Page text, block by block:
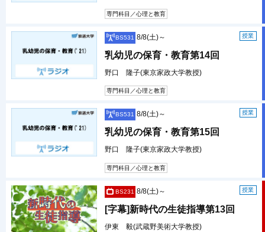
専門科目／心理と教育
BS531 授業
8/8(土)～
乳幼児の保育・教育第14回
野口 隆子(東京家政大学教授)
専門科目／心理と教育
BS531 授業
8/8(土)～
乳幼児の保育・教育第15回
野口 隆子(東京家政大学教授)
専門科目／心理と教育
BS231 授業
8/8(土)～
[字幕]新時代の生徒指導第13回
伊東 毅(武蔵野美術大学教授)